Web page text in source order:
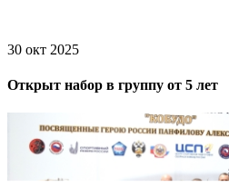
30 окт 2025
Открыт набор в группу от 5 лет